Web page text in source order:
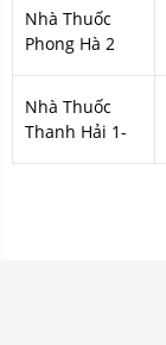
Nhà Thuốc
Phong Hà 2
Nhà Thuốc
Thanh Hải 1-